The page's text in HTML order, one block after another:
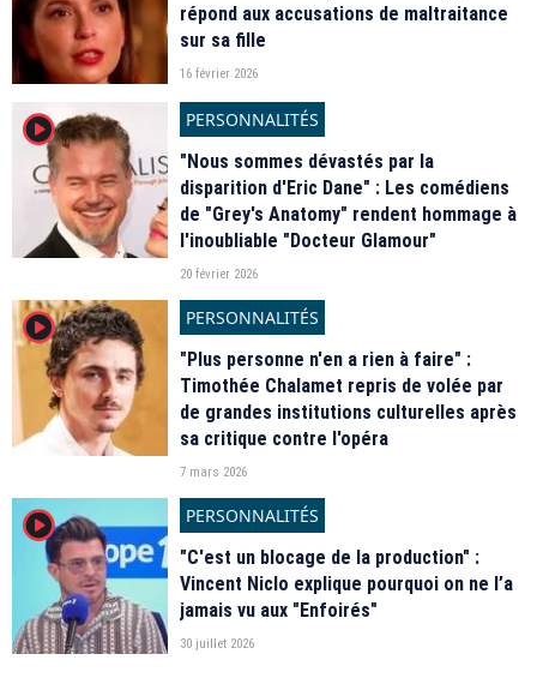
répond aux accusations de maltraitance
sur sa fille
16 février 2026
player2
PERSONNALITÉS
"Nous sommes dévastés par la
disparition d'Eric Dane" : Les comédiens
de "Grey's Anatomy" rendent hommage à
l'inoubliable "Docteur Glamour"
20 février 2026
player2
PERSONNALITÉS
"Plus personne n'en a rien à faire" :
Timothée Chalamet repris de volée par
de grandes institutions culturelles après
sa critique contre l'opéra
7 mars 2026
player2
PERSONNALITÉS
"C'est un blocage de la production" :
Vincent Niclo explique pourquoi on ne l’a
jamais vu aux "Enfoirés"
30 juillet 2026